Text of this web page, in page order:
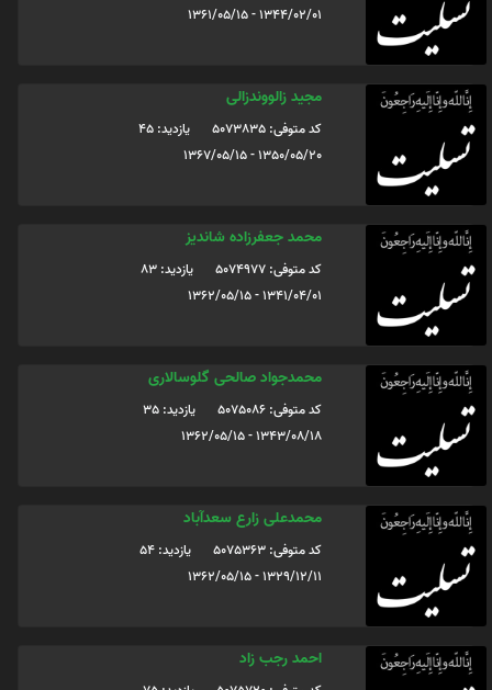
1344/02/01 - 1361/05/15
مجید زالووندزالی
کد متوفی: 5073835
یازدید: 45
1350/05/20 - 1367/05/15
محمد جعفرزاده شاندیز
کد متوفی: 5074977
یازدید: 83
1341/04/01 - 1362/05/15
محمدجواد صالحی گلوسالاری
کد متوفی: 5075086
یازدید: 35
1343/08/18 - 1362/05/15
محمدعلی زارع سعدآباد
کد متوفی: 5075363
یازدید: 54
1329/12/11 - 1362/05/15
احمد رجب زاد